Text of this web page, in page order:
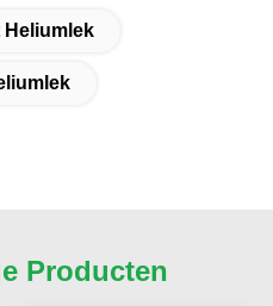
Heliumlek
Producten